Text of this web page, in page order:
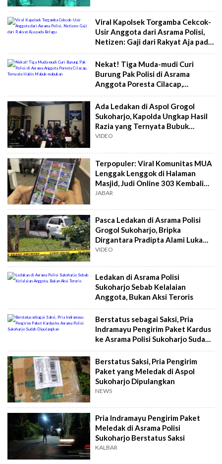
Viral Kapolsek Torgamba Cekcok-
Usir Anggota dari Asrama Polisi,
Netizen: Gaji dari Rakyat Aja pada
Belagu
Nekat! Tiga Muda-mudi Curi
Burung Pak Polisi di Asrama
Anggota Poresta Cilacap,
Ternyata Habis Mabuk-mabukan
Ada Ledakan di Aspol Grogol
Sukoharjo, Kapolda Ungkap Hasil
Razia yang Ternyata Bubuk
Petasan
VIDEO
Terpopuler: Viral Komunitas MUA
Lenggak Lenggok di Halaman
Masjid, Judi Online 303 Kembali
Makan Korban
JABAR
Pasca Ledakan di Asrama Polisi
Grogol Sukoharjo, Bripka
Dirgantara Pradipta Alami Luka
Bakar Berat
VIDEO
Ledakan di Asrama Polisi
Sukoharjo Sebab Kelalaian
Anggota, Bukan Aksi Teroris
Berstatus sebagai Saksi, Pria
Indramayu Pengirim Paket Kardus
ke Asrama Polisi Sukoharjo Sudah
Dipulangkan
Berstatus Saksi, Pria Pengirim
Paket yang Meledak di Aspol
Sukoharjo Dipulangkan
NEWS
Pria Indramayu Pengirim Paket
Meledak di Asrama Polisi
Sukoharjo Berstatus Saksi
KALBAR